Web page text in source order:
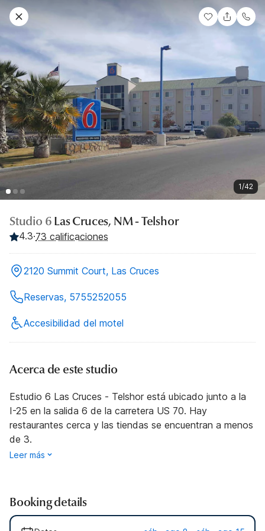
1/42
Studio 6 Las Cruces, NM - Telshor
4.3·73 calificaciones
2120 Summit Court, Las Cruces
Reservas, 5755252055
Accesibilidad del motel
Acerca de este studio
Estudio 6 Las Cruces - Telshor está ubicado junto a la
I-25 en la salida 6 de la carretera US 70. Hay
restaurantes cerca y las tiendas se encuentran a menos
de 3.
Leer más
Booking details